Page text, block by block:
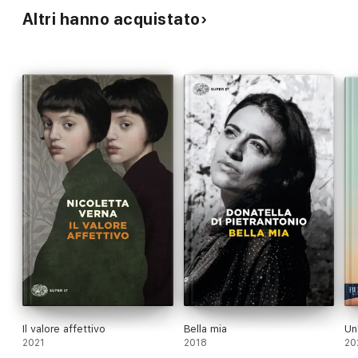
Altri hanno acquistato
Il valore affettivo
2021
Bella mia
2018